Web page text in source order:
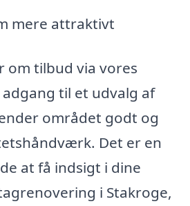
mere attraktivt
om tilbud via vores
til et udvalg af
området godt og
Det er en
at få indsigt i dine
i Stakroge,